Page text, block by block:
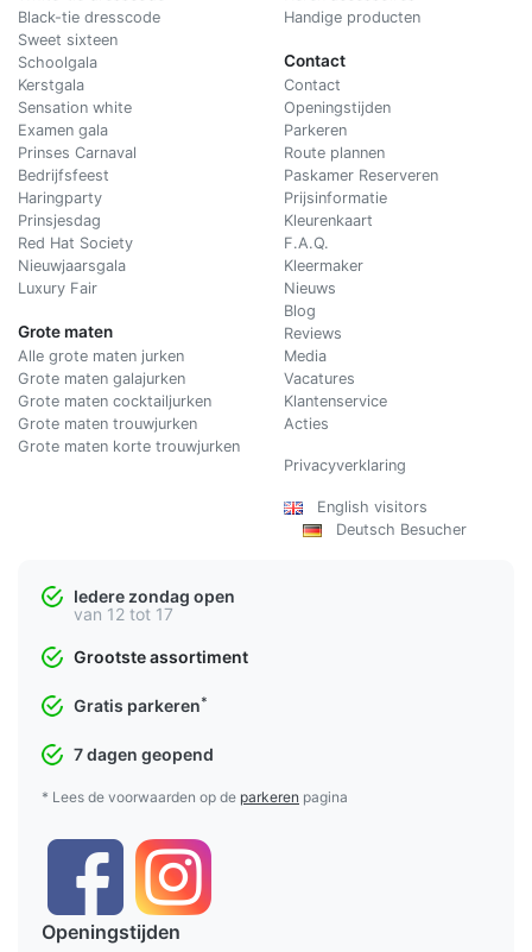
Black-tie dresscode
Sweet sixteen
Schoolgala
Kerstgala
Sensation white
Examen gala
Prinses Carnaval
Bedrijfsfeest
Haringparty
Prinsjesdag
Red Hat Society
Nieuwjaarsgala
Luxury Fair
Grote maten
Alle grote maten jurken
Grote maten galajurken
Grote maten cocktailjurken
Grote maten trouwjurken
Grote maten korte trouwjurken
Handige producten
Contact
Contact
Openingstijden
Parkeren
Route plannen
Paskamer Reserveren
Prijsinformatie
Kleurenkaart
F.A.Q.
Kleermaker
Nieuws
Blog
Reviews
Media
Vacatures
Klantenservice
Acties
Privacyverklaring
English visitors
Deutsch Besucher
Iedere zondag open
van 12 tot 17
Grootste assortiment
Gratis parkeren*
7 dagen geopend
* Lees de voorwaarden op de parkeren pagina
Openingstijden